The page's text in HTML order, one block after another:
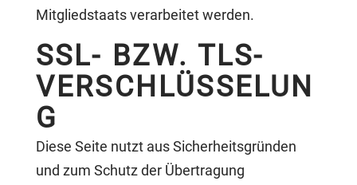
Mitgliedstaats verarbeitet werden.
SSL- BZW. TLS-
VERSCHLÜSSELUN
G
Diese Seite nutzt aus Sicherheitsgründen
und zum Schutz der Übertragung